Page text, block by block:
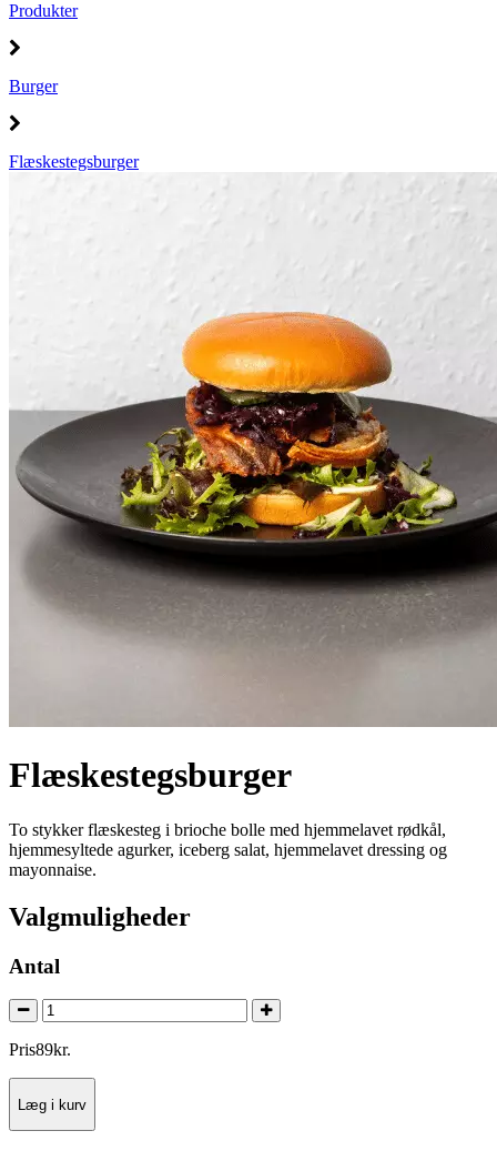
Produkter
Burger
Flæskestegsburger
Flæskestegsburger
To stykker flæskesteg i brioche bolle med hjemmelavet rødkål,
hjemmesyltede agurker, iceberg salat, hjemmelavet dressing og
mayonnaise.
Valgmuligheder
Antal
Pris89kr.
Læg i kurv